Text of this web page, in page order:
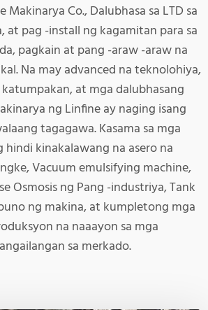
Makinarya Co., Dalubhasa sa LTD sa
at pag -install ng kagamitan para sa
pagkain at pang -araw -araw na
Na may advanced na teknolohiya,
at mga dalubhasang
ng Linfine ay naging isang
tagagawa. Kasama sa mga
kinakalawang na asero na
Vacuum emulsifying machine,
Osmosis ng Pang -industriya, Tank
ng makina, at kumpletong mga
na naaayon sa mga
sa merkado.